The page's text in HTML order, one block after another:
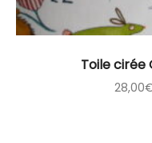
Toile cirée
28,00